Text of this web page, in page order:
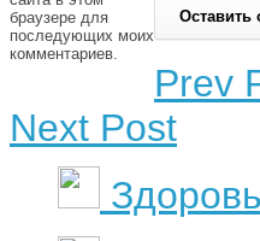
браузере для
последующих моих
комментариев.
Prev
Next Post